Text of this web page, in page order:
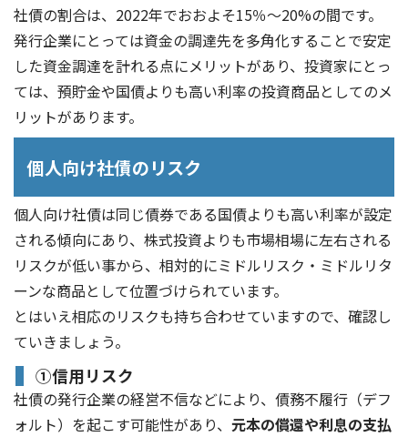
社債の割合は、2022年でおおよそ15％～20%の間です。
発行企業にとっては資金の調達先を多角化することで安定
した資金調達を計れる点にメリットがあり、投資家にとっ
ては、預貯金や国債よりも高い利率の投資商品としてのメ
リットがあります。
個人向け社債のリスク
個人向け社債は同じ債券である国債よりも高い利率が設定
される傾向にあり、株式投資よりも市場相場に左右される
リスクが低い事から、相対的にミドルリスク・ミドルリタ
ーンな商品として位置づけられています。
とはいえ相応のリスクも持ち合わせていますので、確認し
ていきましょう。
①信用リスク
社債の発行企業の経営不信などにより、債務不履行（デフ
ォルト）を起こす可能性があり、 元本の償還や利息の支払